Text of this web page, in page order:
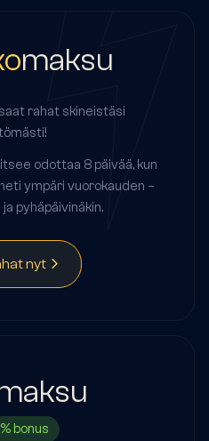
maksu
rahat skineistäsi
odottaa 8 päivää, kun
ympäri vuorokauden –
pyhäpäivinäkin.
nyt
bonus